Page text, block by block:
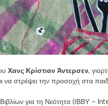
Χανς Κρίστιαν Άντερσεν,
στρέψει την προσοχή στα
για τη Νεότητα (ΙΒΒΥ –